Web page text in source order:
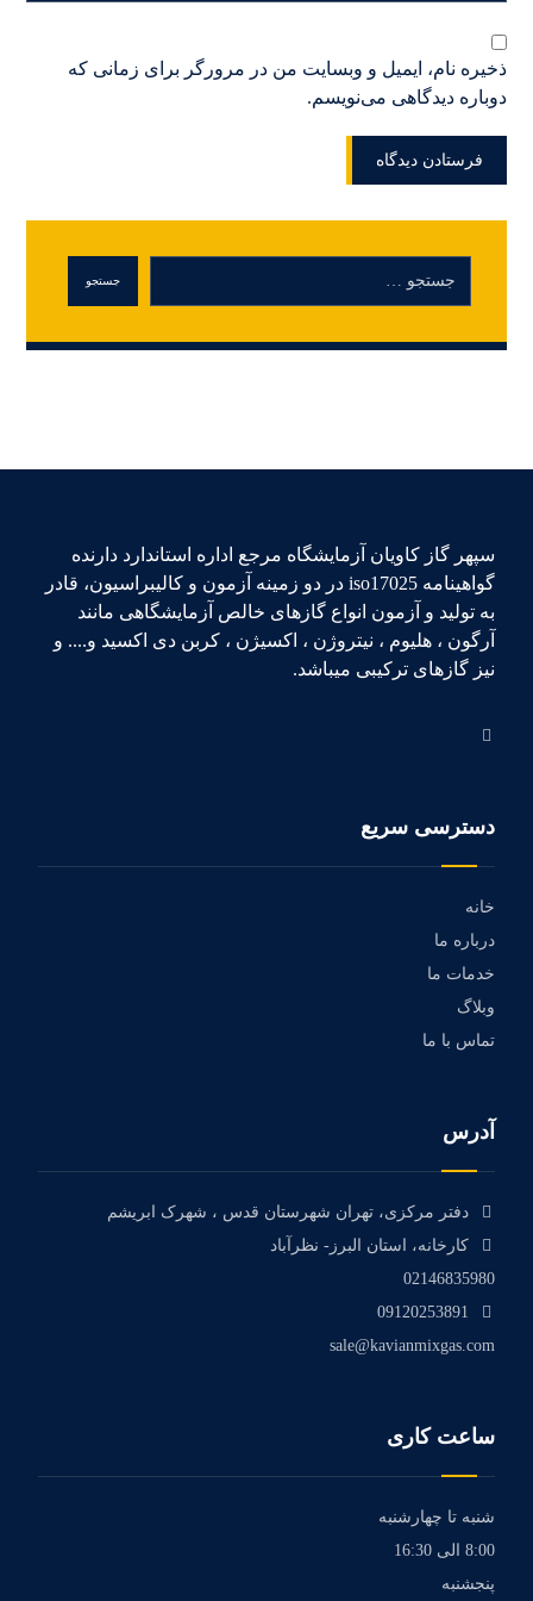
ذخیره نام، ایمیل و وبسایت من در مرورگر برای زمانی که
دوباره دیدگاهی می‌نویسم.
سپهر گاز کاویان آزمایشگاه مرجع اداره استاندارد دارنده
گواهینامه iso17025 در دو زمینه آزمون و کالیبراسیون، قادر
به تولید و آزمون انواع گازهای خالص آزمایشگاهی مانند
آرگون ، هلیوم ، نیتروژن ، اکسیژن ، کربن دی اکسید و.... و
نیز گازهای ترکیبی میباشد.
دسترسی سریع
خانه
درباره ما
خدمات ما
وبلاگ
تماس با ما
آدرس
دفتر مرکزی، تهران شهرستان قدس ، شهرک ابریشم
کارخانه، استان البرز- نظرآباد
02146835980
09120253891
sale@kavianmixgas.com
ساعت کاری
شنبه تا چهارشنبه
8:00 الی 16:30
پنجشنبه